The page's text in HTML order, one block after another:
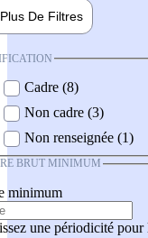
Plus De Filtres
Cadre (8)
Non cadre (3)
Non renseignée (1)
BRUT MINIMUM
minimum
une périodicité pour